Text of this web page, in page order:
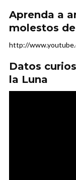
Aprenda a
molestos de
http://
Datos
la Luna